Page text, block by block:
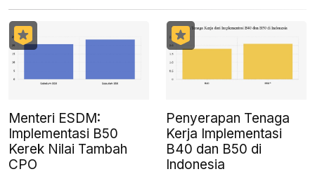
Menteri ESDM:
Implementasi B50
Kerek Nilai Tambah
CPO
Penyerapan Tenaga
Kerja Implementasi
B40 dan B50 di
Indonesia